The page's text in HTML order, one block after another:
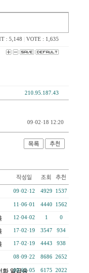
: 5,148 VOTE : 1,635
210.95.187.43
09·02·18 12:20
09·02·12 4929 1537
11·06·01 4440 1562
12·04·02 1 0
17·02·19 3547 934
17·02·19 4443 938
08·09·22 8686 2652
화 일곱송
09·02·05 6175 2022